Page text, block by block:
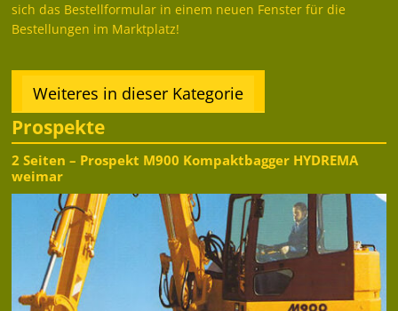
sich das Bestellformular in einem neuen Fenster für die
Bestellungen im Marktplatz!
Weiteres in dieser Kategorie
Prospekte
2 Seiten – Prospekt M900 Kompaktbagger HYDREMA
weimar